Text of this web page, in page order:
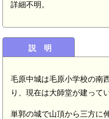
詳細不明。
説 明
毛原中城は毛原小学校の南
り、現在は大師堂が建って
単郭の城で山頂から三方に